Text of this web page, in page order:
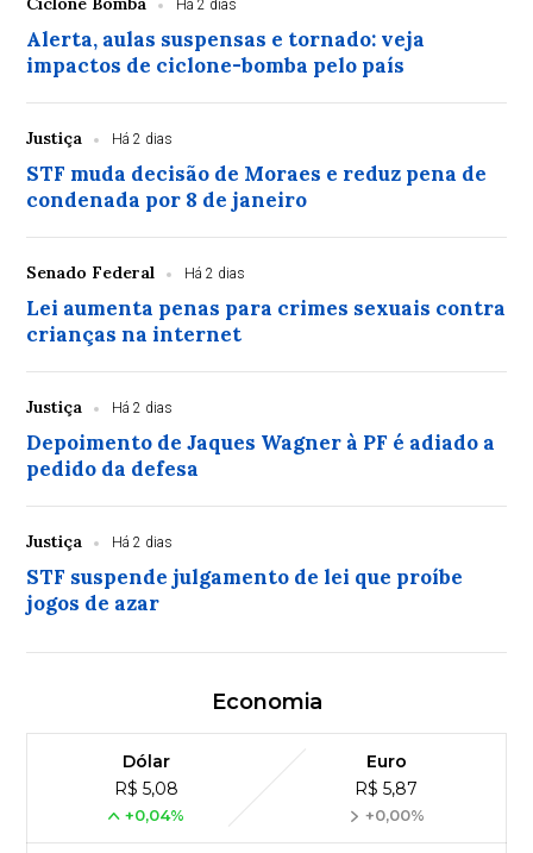
Há 2 dias
Alerta, aulas suspensas e tornado: veja
impactos de ciclone-bomba pelo país
Justiça Há 2 dias
STF muda decisão de Moraes e reduz pena de
condenada por 8 de janeiro
Senado Federal Há 2 dias
Lei aumenta penas para crimes sexuais contra
crianças na internet
Justiça Há 2 dias
Depoimento de Jaques Wagner à PF é adiado a
pedido da defesa
Justiça Há 2 dias
STF suspende julgamento de lei que proíbe
jogos de azar
Economia
Dólar
R$ 5,08
+0,04%
Euro
R$ 5,87
+0,00%